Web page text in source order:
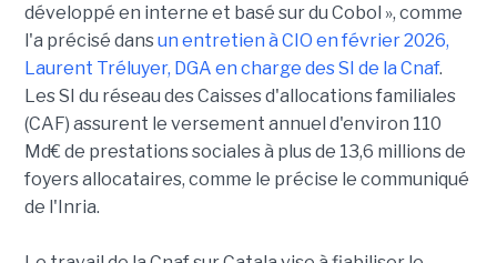
développé en interne et basé sur du Cobol », comme
l'a précisé dansun entretien à CIO en février 2026,
Laurent Tréluyer, DGA en charge des SI de la Cnaf.
Les SI du réseau des Caisses d'allocations familiales
(CAF) assurent le versement annuel d'environ 110
Md€ de prestations sociales à plus de 13,6 millions de
foyers allocataires, comme le précise le communiqué
de l'Inria.